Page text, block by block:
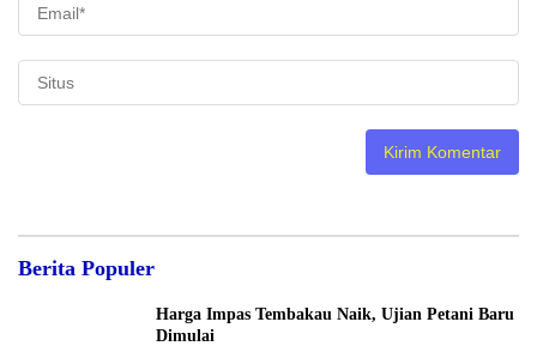
Berita Populer
Harga Impas Tembakau Naik, Ujian Petani Baru
Dimulai